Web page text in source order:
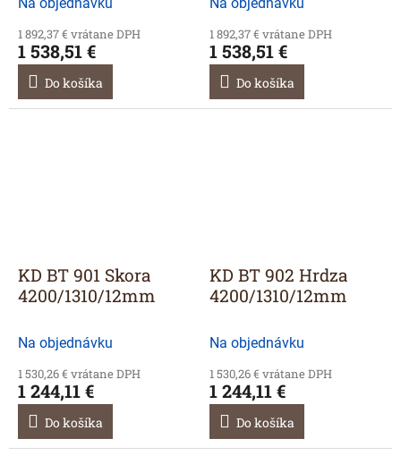
1 892,37 € vrátane DPH
1 538,51 €
Do košíka
1 892,37 € vrátane DPH
1 538,51 €
Do košíka
KD BT 901 Skora
4200/1310/12mm
Na objednávku
1 530,26 € vrátane DPH
1 244,11 €
Do košíka
KD BT 902 Hrdza
4200/1310/12mm
Na objednávku
1 530,26 € vrátane DPH
1 244,11 €
Do košíka